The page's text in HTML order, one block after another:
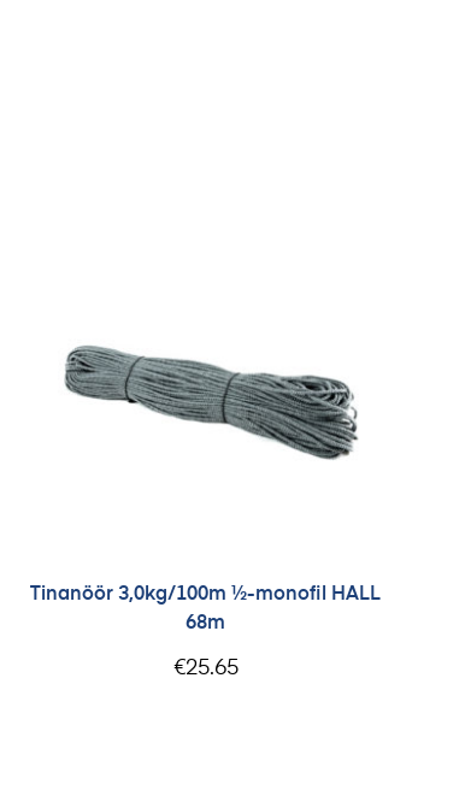
Tinanöör 3,0kg/100m ½-monofil HALL
68m
€25.65